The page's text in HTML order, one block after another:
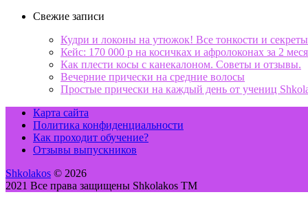
Свежие записи
Кудри и локоны на утюжок! Все тонкости и
Кейс: 170 000 р на косичках и афролоконах за 2
Как плести косы с канекалоном. Советы и отзывы.
Вечерние прически на средние волосы
Простые прически на каждый день от учениц
Карта сайта
Политика конфиденциальности
Как проходит обучение?
Отзывы выпускников
Shkolakos © 2026
2021 Все права защищены Shkolakos TM